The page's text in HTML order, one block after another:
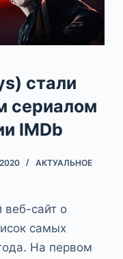
стали
сериалом
IMDb
АКТУАЛЬНОЕ
веб-сайт о
самых
На первом